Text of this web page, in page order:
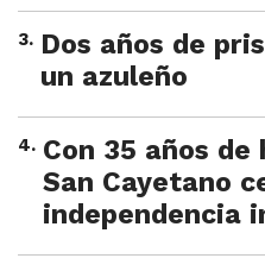
3. Dos años de
un azuleño
4. Con 35 años
San Cayetano
independencia